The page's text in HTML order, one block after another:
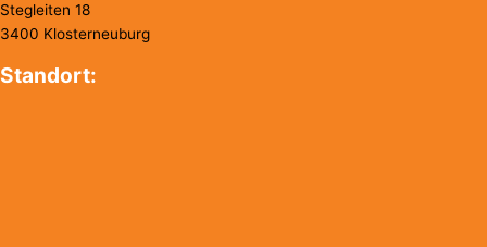
Stegleiten 18
3400 Klosterneuburg
Standort: